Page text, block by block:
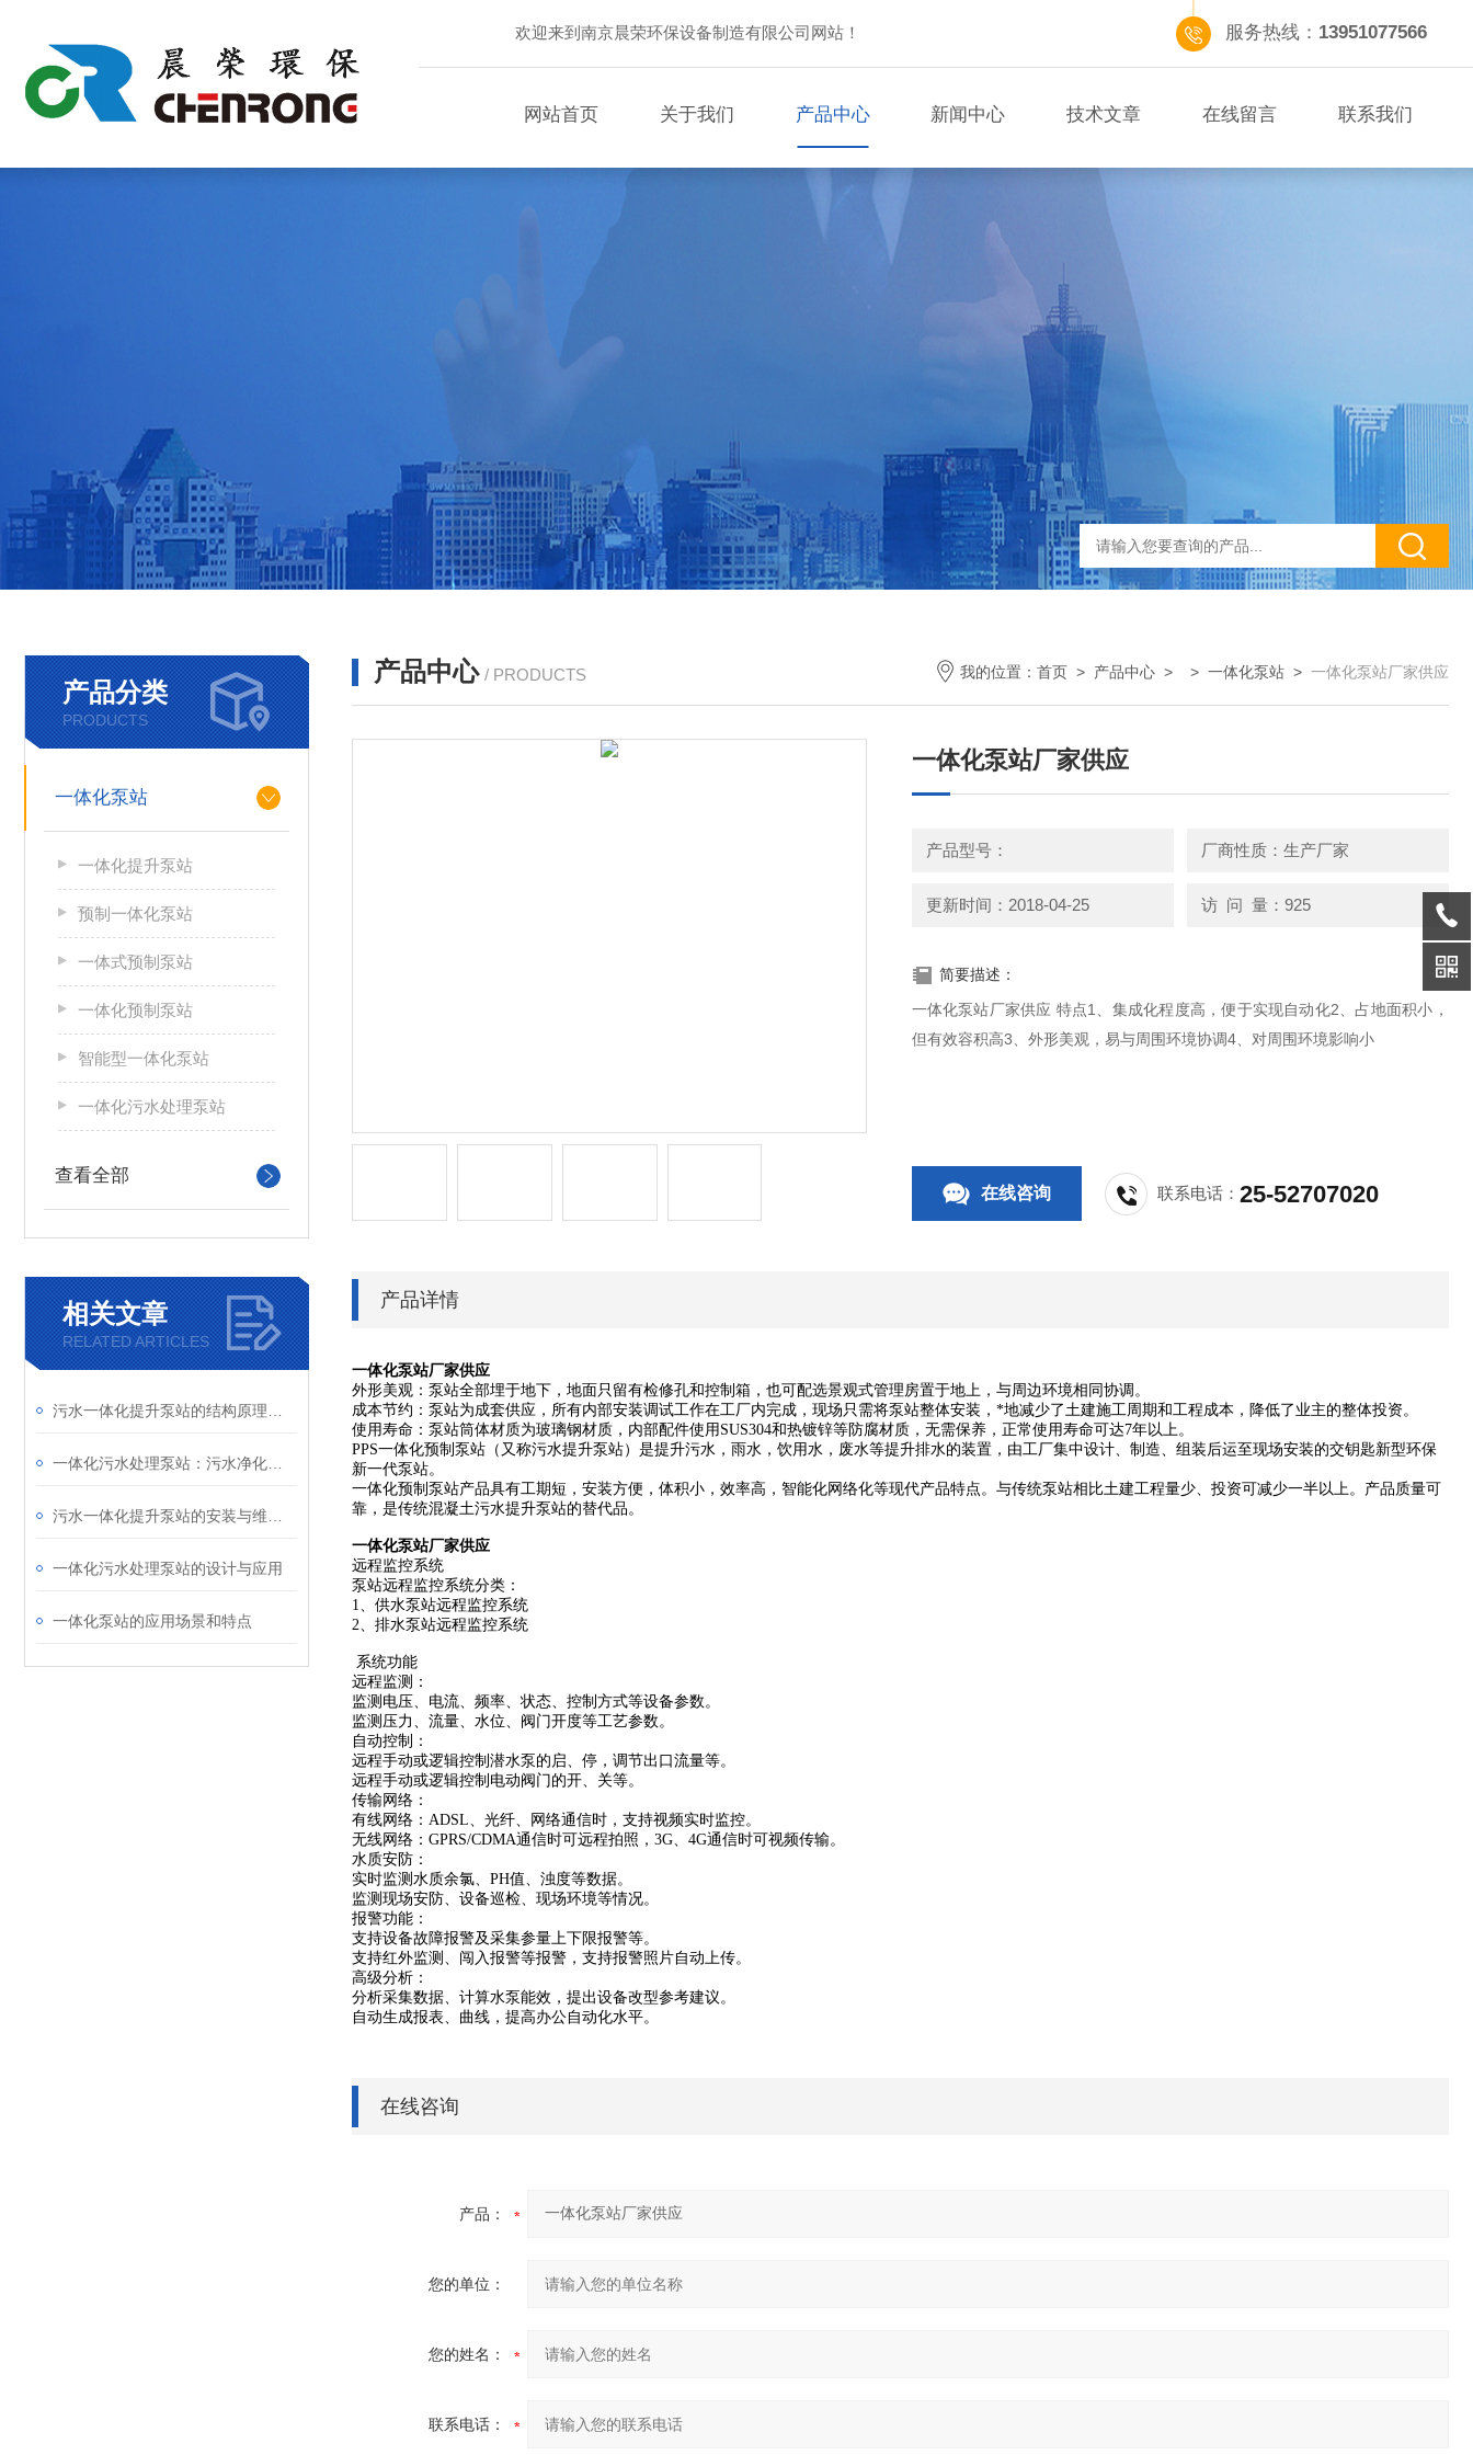
欢迎来到南京晨荣环保设备制造有限公司网站！ 服务热线： 13951077566
网站首页 关于我们 产品中心 新闻中心 技术文章 在线留言 联系我们
产品分类
PRODUCTS
一体化泵站
一体化提升泵站
预制一体化泵站
一体式预制泵站
一体化预制泵站
智能型一体化泵站
一体化污水处理泵站
查看全部
相关文章
RELATED ARTICLES
一体化污水处理泵站的设计与应用
一体化泵站的应用场景和特点
产品中心 / PRODUCTS 我的位置： 首页 > 产品中心 > > 一体化泵站 > 一体化泵站厂家供应
一体化泵站厂家供应
产品型号： 厂商性质：生产厂家
更新时间：2018-04-25 访 问 量：925
简要描述：
一体化泵站厂家供应 特点1、集成化程度高，便于实现自动化2、占地面积小，
但有效容积高3、外形美观，易与周围环境协调4、对周围环境影响小
在线咨询 联系电话： 25-52707020
产品详情
一体化泵站厂家供应
外形美观：泵站全部埋于地下，地面只留有检修孔和控制箱，也可配选景观式管理房置于地上，与周边环境相同协调。
成本节约：泵站为成套供应，所有内部安装调试工作在工厂内完成，现场只需将泵站整体安装，*地减少了土建施工周期和工程成本，降低了业主的整体投资。
使用寿命：泵站筒体材质为玻璃钢材质，内部配件使用SUS304和热镀锌等防腐材质，无需保养，正常使用寿命可达7年以上。
PPS一体化预制泵站（又称污水提升泵站）是提升污水，雨水，饮用水，废水等提升排水的装置，由工厂集中设计、制造、组装后运至现场安装的交钥匙新型环保
新一代泵站。
一体化预制泵站产品具有工期短，安装方便，体积小，效率高，智能化网络化等现代产品特点。与传统泵站相比土建工程量少、投资可减少一半以上。产品质量可
靠，是传统混凝土污水提升泵站的替代品。
一体化泵站厂家供应
远程监控系统
泵站远程监控系统分类：
1、供水泵站远程监控系统
2、排水泵站远程监控系统
系统功能
远程监测：
监测电压、电流、频率、状态、控制方式等设备参数。
监测压力、流量、水位、阀门开度等工艺参数。
自动控制：
远程手动或逻辑控制潜水泵的启、停，调节出口流量等。
远程手动或逻辑控制电动阀门的开、关等。
传输网络：
有线网络：ADSL、光纤、网络通信时，支持视频实时监控。
无线网络：GPRS/CDMA通信时可远程拍照，3G、4G通信时可视频传输。
水质安防：
实时监测水质余氯、PH值、浊度等数据。
监测现场安防、设备巡检、现场环境等情况。
报警功能：
支持设备故障报警及采集参量上下限报警等。
支持红外监测、闯入报警等报警，支持报警照片自动上传。
高级分析：
分析采集数据、计算水泵能效，提出设备改型参考建议。
自动生成报表、曲线，提高办公自动化水平。
在线咨询
产品：
您的单位：
您的姓名：
联系电话：